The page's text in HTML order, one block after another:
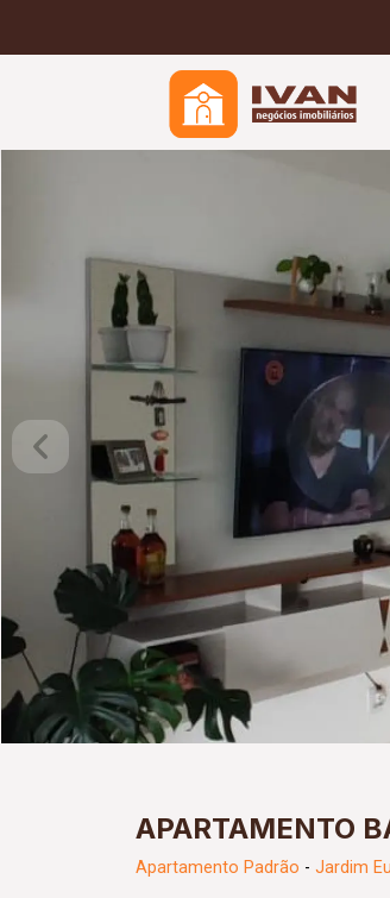
APARTAMENTO
Apartamento Padrão - Jardim